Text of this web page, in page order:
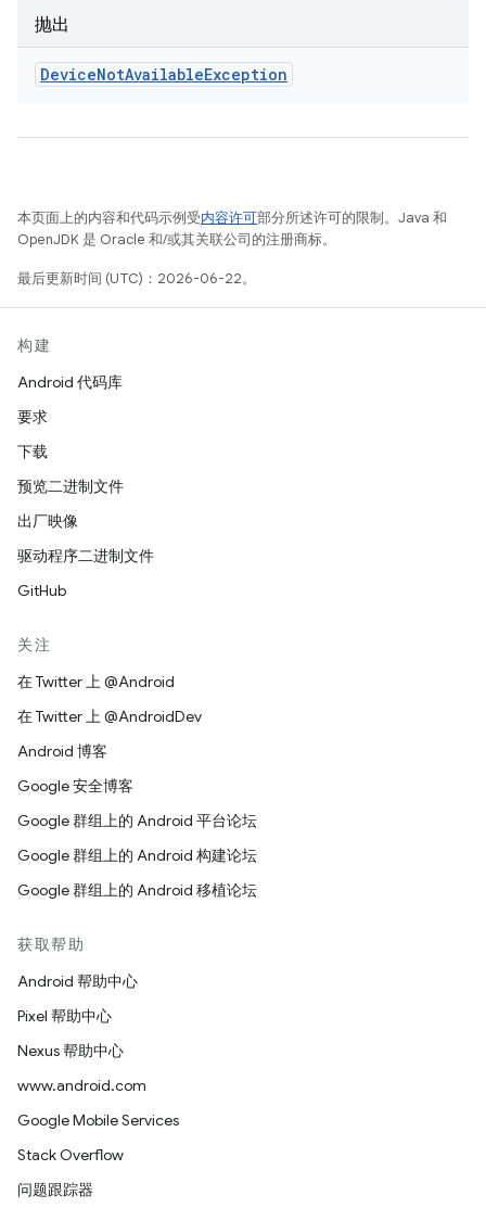
抛出
DeviceNotAvailableException
本页面上的内容和代码示例受内容许可部分所述许可的限制。Java 和
OpenJDK 是 Oracle 和/或其关联公司的注册商标。
最后更新时间 (UTC)：2026-06-22。
构建
Android 代码库
要求
下载
预览二进制文件
出厂映像
驱动程序二进制文件
GitHub
关注
在 Twitter 上 @Android
在 Twitter 上 @AndroidDev
Android 博客
Google 安全博客
Google 群组上的 Android 平台论坛
Google 群组上的 Android 构建论坛
Google 群组上的 Android 移植论坛
获取帮助
Android 帮助中心
Pixel 帮助中心
Nexus 帮助中心
www.android.com
Google Mobile Services
Stack Overflow
问题跟踪器